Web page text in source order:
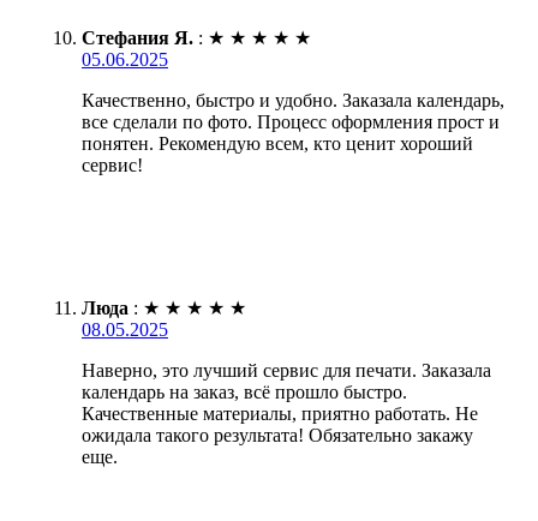
Стефания Я. : ★ ★ ★ ★ ★
05.06.2025
Качественно, быстро и удобно. Заказала календарь,
все сделали по фото. Процесс оформления прост и
понятен. Рекомендую всем, кто ценит хороший
сервис!
Люда : ★ ★ ★ ★ ★
08.05.2025
Наверно, это лучший сервис для печати. Заказала
календарь на заказ, всё прошло быстро.
Качественные материалы, приятно работать. Не
ожидала такого результата! Обязательно закажу
еще.